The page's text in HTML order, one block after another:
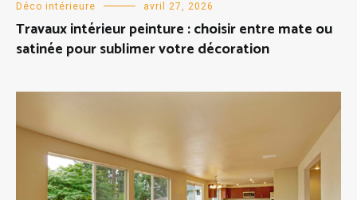
Déco intérieure avril 27, 2026
Travaux intérieur peinture : choisir entre mate ou
satinée pour sublimer votre décoration